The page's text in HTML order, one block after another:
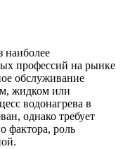
наиболее
профессий на рынке
обслуживание
жидком или
водонагрева в
однако требует
фактора, роль